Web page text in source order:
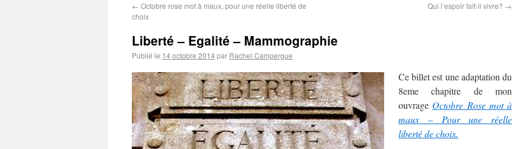
← Octobre rose mot à maux, pour une réelle liberté de
choix
Qui l’espoir fait-il vivre? →
Liberté – Egalité – Mammographie
Publié le 14 octobre 2014par Rachel Campergue
Ce billet est une adaptation du
8eme chapitre de mon
ouvrage Octobre Rose mot à
maux – Pour une réelle
liberté de choix.